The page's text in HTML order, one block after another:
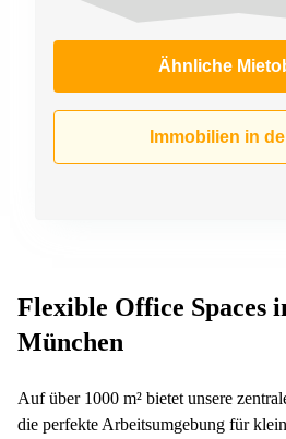
Ähnliche
Immobilien in
Flexible Office Spaces
München
Auf über 1000 m² bietet unsere
die perfekte Arbeitsumgebung für